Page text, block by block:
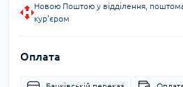
Новою Поштою у відділення,
кур'єром
Оплата